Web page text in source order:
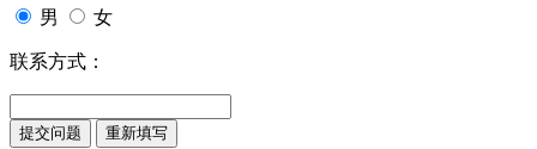
男 女
联系方式：